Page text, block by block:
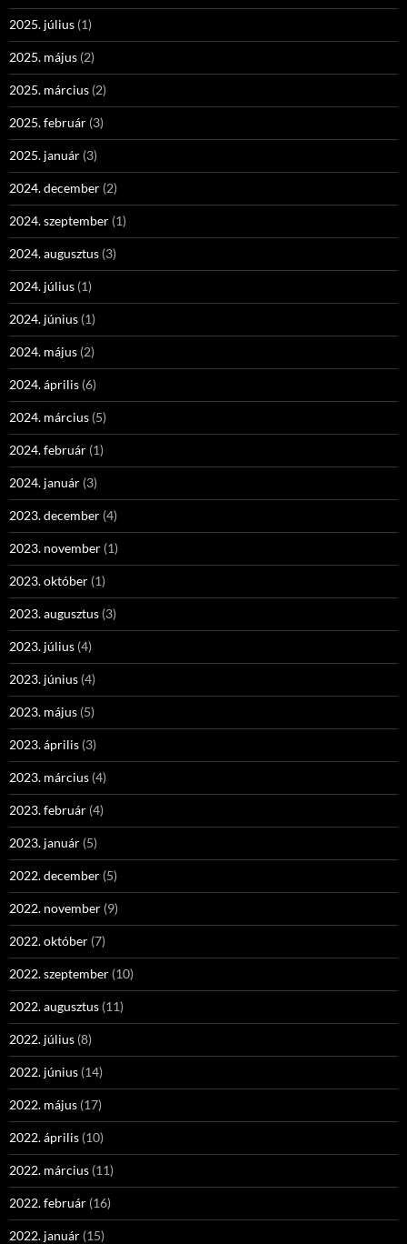
2025. július (1)
2025. május (2)
2025. március (2)
2025. február (3)
2025. január (3)
2024. december (2)
2024. szeptember (1)
2024. augusztus (3)
2024. július (1)
2024. június (1)
2024. május (2)
2024. április (6)
2024. március (5)
2024. február (1)
2024. január (3)
2023. december (4)
2023. november (1)
2023. október (1)
2023. augusztus (3)
2023. július (4)
2023. június (4)
2023. május (5)
2023. április (3)
2023. március (4)
2023. február (4)
2023. január (5)
2022. december (5)
2022. november (9)
2022. október (7)
2022. szeptember (10)
2022. augusztus (11)
2022. július (8)
2022. június (14)
2022. május (17)
2022. április (10)
2022. március (11)
2022. február (16)
2022. január (15)